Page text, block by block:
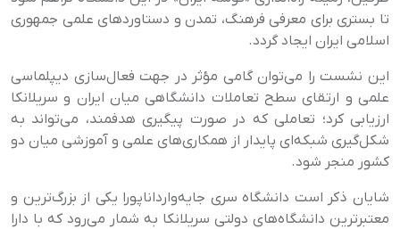
تا بستری برای معرفی فرهنگ، تمدن و دستاوردهای علمی جمهوری
اسلامی ایران ایجاد گردد.
این نشست را می‌توان گامی مؤثر در جهت فعال‌سازی دیپلماسی
علمی و ارتقای سطح تعاملات دانشگاهی میان ایران و سریلانکا
ارزیابی کرد؛ تعاملی که در صورت پیگیری هدفمند، می‌تواند به
شکل‌گیری شبکه‌ای پایدار از همکاری‌های علمی و آموزشی میان دو
کشور منجر شود.
شایان ذکر است دانشگاه سری جایه‌وارداناپورا یکی از بزرگ‌ترین و
معتبرترین دانشگاه‌های دولتی سریلانکا به شمار می‌رود که با دارا